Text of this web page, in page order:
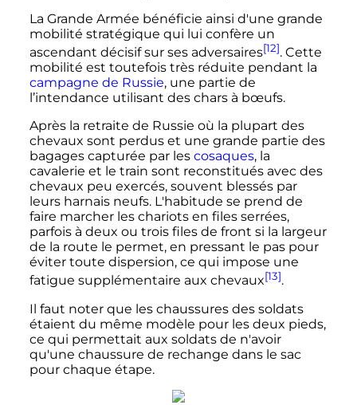
La Grande Armée bénéficie ainsi d'une grande
mobilité stratégique qui lui confère un
ascendant décisif sur ses adversaires[12]. Cette
mobilité est toutefois très réduite pendant la
campagne de Russie, une partie de
l’intendance utilisant des chars à bœufs.
Après la retraite de Russie où la plupart des
chevaux sont perdus et une grande partie des
bagages capturée par les cosaques, la
cavalerie et le train sont reconstitués avec des
chevaux peu exercés, souvent blessés par
leurs harnais neufs. L'habitude se prend de
faire marcher les chariots en files serrées,
parfois à deux ou trois files de front si la largeur
de la route le permet, en pressant le pas pour
éviter toute dispersion, ce qui impose une
fatigue supplémentaire aux chevaux[13].
Il faut noter que les chaussures des soldats
étaient du même modèle pour les deux pieds,
ce qui permettait aux soldats de n'avoir
qu'une chaussure de rechange dans le sac
pour chaque étape.